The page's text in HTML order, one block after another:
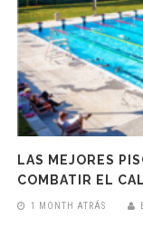
LAS MEJORES
COMBATIR EL
1 MONTH ATRÁS